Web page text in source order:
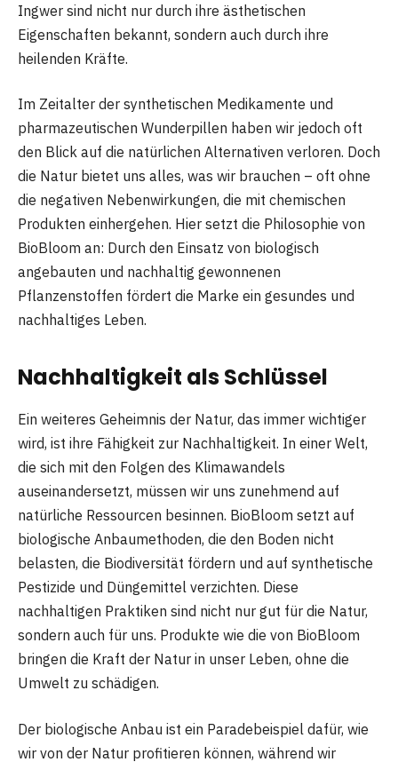
Ingwer sind nicht nur durch ihre ästhetischen
Eigenschaften bekannt, sondern auch durch ihre
heilenden Kräfte.
Im Zeitalter der synthetischen Medikamente und
pharmazeutischen Wunderpillen haben wir jedoch oft
den Blick auf die natürlichen Alternativen verloren. Doch
die Natur bietet uns alles, was wir brauchen – oft ohne
die negativen Nebenwirkungen, die mit chemischen
Produkten einhergehen. Hier setzt die Philosophie von
BioBloom an: Durch den Einsatz von biologisch
angebauten und nachhaltig gewonnenen
Pflanzenstoffen fördert die Marke ein gesundes und
nachhaltiges Leben.
Nachhaltigkeit als Schlüssel
Ein weiteres Geheimnis der Natur, das immer wichtiger
wird, ist ihre Fähigkeit zur Nachhaltigkeit. In einer Welt,
die sich mit den Folgen des Klimawandels
auseinandersetzt, müssen wir uns zunehmend auf
natürliche Ressourcen besinnen. BioBloom setzt auf
biologische Anbaumethoden, die den Boden nicht
belasten, die Biodiversität fördern und auf synthetische
Pestizide und Düngemittel verzichten. Diese
nachhaltigen Praktiken sind nicht nur gut für die Natur,
sondern auch für uns. Produkte wie die von BioBloom
bringen die Kraft der Natur in unser Leben, ohne die
Umwelt zu schädigen.
Der biologische Anbau ist ein Paradebeispiel dafür, wie
wir von der Natur profitieren können, während wir